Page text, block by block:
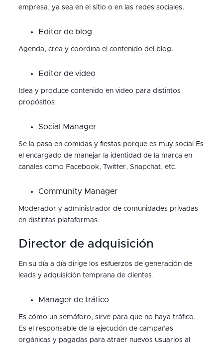
empresa, ya sea en el sitio o en las redes sociales.
Editor de blog
Agenda, crea y coordina el contenido del blog.
Editor de video
Idea y produce contenido en video para distintos
propósitos.
Social Manager
Se la pasa en comidas y fiestas porque es muy social Es
el encargado de manejar la identidad de la marca en
canales como Facebook, Twitter, Snapchat, etc.
Community Manager
Moderador y administrador de comunidades privadas
en distintas plataformas.
Director de adquisición
En su día a día dirige los esfuerzos de generación de
leads y adquisición temprana de clientes.
Manager de tráfico
Es cómo un semáforo, sirve para que no haya tráfico.
Es el responsable de la ejecución de campañas
orgánicas y pagadas para atraer nuevos usuarios al